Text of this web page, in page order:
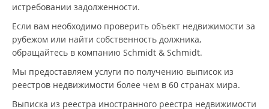
истребовании задолженности.
Если вам необходимо проверить объект недвижимости за
рубежом или найти собственность должника,
обращайтесь в компанию Schmidt & Schmidt.
Мы предоставляем услуги по получению выписок из
реестров недвижимости более чем в 60 странах мира.
Выписка из реестра иностранного реестра недвижимости